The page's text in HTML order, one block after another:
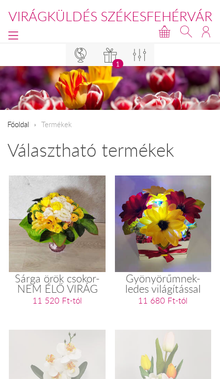
VIRÁGKÜLDÉS SZÉKESFEHÉRVÁR
1
Főoldal Termékek
Választható termékek
Sárga örök csokor-
NEM ÉLŐ VIRÁG
11 520 Ft-tól
Gyönyörűmnek-
ledes világítással
11 680 Ft-tól